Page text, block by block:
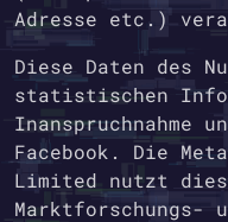
Adresse etc.)
Diese Daten des
statistischen
Inanspruchnahme
Facebook. Die
Limited nutzt
Marktforschungs-